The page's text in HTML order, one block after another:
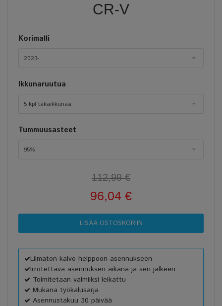
CR-V
Korimalli
2023-
Ikkunaruutua
5 kpl takaikkunaa
Tummuusasteet
95%
112,99 €
96,04 €
Liimaton kalvo helppoon asennukseen
Irrotettava asennuksen aikana ja sen jälkeen
Toimitetaan valmiiksi leikattu
Mukana työkalusarja
Asennustakuu 30 päivää